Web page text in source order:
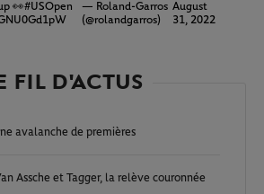
👀#USOpen
— Roland-Garros
(@rolandgarros)
August
31, 2022
FIL D'ACTUS
avalanche de premières
Assche et Tagger, la relève couronnée